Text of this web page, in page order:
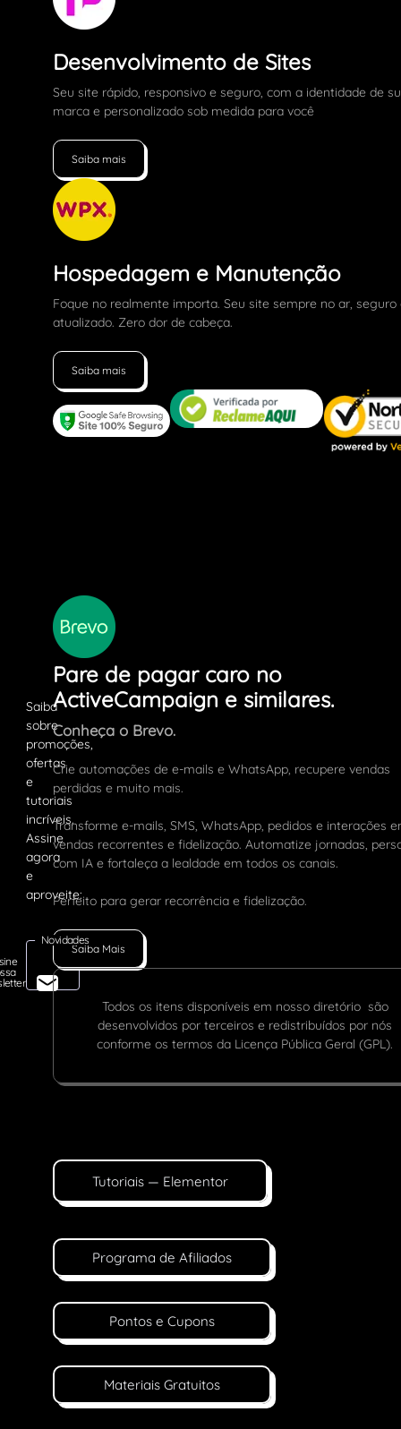
Novidades
Desenvolvimento de Sites
Seu site rápido, responsivo e seguro, com a identidade de
marca e personalizado sob medida para você
Saiba mais
Hospedagem e Manutenção
Foque no realmente importa. Seu site sempre no ar, seguro
atualizado. Zero dor de cabeça.
Saiba mais
Pare de pagar caro no
ActiveCampaign e similares.
Conheça o Brevo.
Crie automações de e-mails e WhatsApp, recupere vendas
perdidas e muito mais.
Transforme e-mails, SMS, WhatsApp, pedidos e interações
vendas recorrentes e fidelização. Automatize jornadas,
com IA e fortaleça a lealdade em todos os canais.
Perfeito para gerar recorrência e fidelização.
Saiba Mais
Todos os itens disponíveis em nosso diretório são
desenvolvidos por terceiros e redistribuídos por nós
conforme os termos da Licença Pública Geral (GPL).
Tutoriais — Elementor
Programa de Afiliados
Pontos e Cupons
Materiais Gratuitos